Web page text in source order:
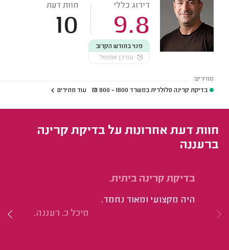
דירוג כללי
9.8
חוות דעת
10
פנוי בחודש הקרוב
עודכן אתמול
מחירים:
בדיקת קרינה סלולרית במשרד 1800 - 800
₪ עוד מחירים
חוות דעת אחרונות על בדיקת קרינה
ברעננה
בדיקת קרינה ביתית.
היה מקצועי ומאוד נחמד.
מיכל כ. רעננה.